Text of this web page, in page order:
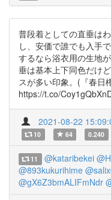
普段着としての直垂は
し、安価で誰でも入手
するなら浴衣用の生地
垂は基本上下同色だけ
スが多い印象。(『春日
https://t.co/
2021-08-22
10 64 0.240
11 @kataribekei
@893kukurihime
@gX6Z3bmALIFmNdr